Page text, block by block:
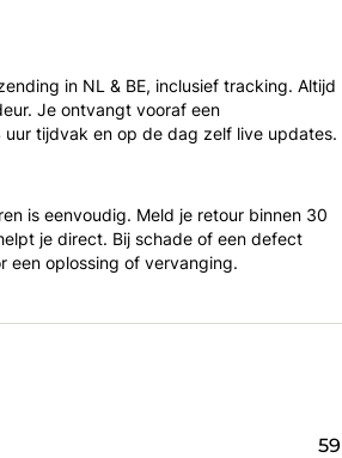
in NL & BE, inclusief tracking. Altijd
Je ontvangt vooraf een
tijdvak en op de dag zelf live updates.
is eenvoudig. Meld je retour binnen 30
je direct. Bij schade of een defect
een oplossing of vervanging.
59